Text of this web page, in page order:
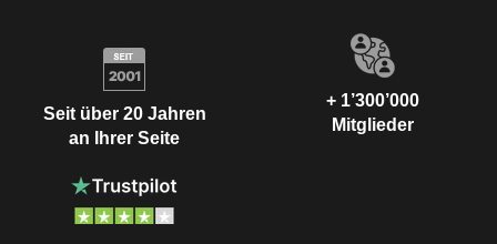
Seit über 20 Jahren
an Ihrer Seite
+ 1’300’000
Mitglieder